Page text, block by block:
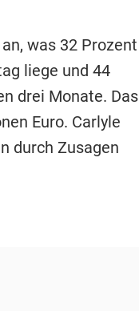
was 32 Prozent
liege und 44
drei Monate. Das
Euro. Carlyle
durch Zusagen